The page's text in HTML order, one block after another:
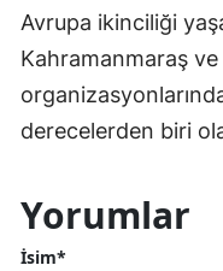
Avrupa ikinciliği
Kahramanmaraş ve
derecelerden biri
Yorumlar
İsim*